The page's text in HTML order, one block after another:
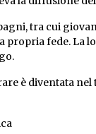
tra cui
fede. La
è diventata